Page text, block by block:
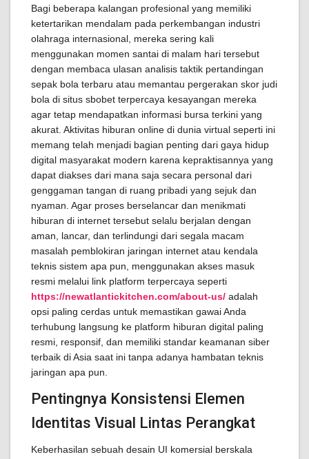
Bagi beberapa kalangan profesional yang memiliki
ketertarikan mendalam pada perkembangan industri
olahraga internasional, mereka sering kali
menggunakan momen santai di malam hari tersebut
dengan membaca ulasan analisis taktik pertandingan
sepak bola terbaru atau memantau pergerakan skor judi
bola di situs sbobet terpercaya kesayangan mereka
agar tetap mendapatkan informasi bursa terkini yang
akurat. Aktivitas hiburan online di dunia virtual seperti ini
memang telah menjadi bagian penting dari gaya hidup
digital masyarakat modern karena kepraktisannya yang
dapat diakses dari mana saja secara personal dari
genggaman tangan di ruang pribadi yang sejuk dan
nyaman. Agar proses berselancar dan menikmati
hiburan di internet tersebut selalu berjalan dengan
aman, lancar, dan terlindungi dari segala macam
masalah pemblokiran jaringan internet atau kendala
teknis sistem apa pun, menggunakan akses masuk
resmi melalui link platform terpercaya seperti
https://newatlantickitchen.com/about-us/ adalah
opsi paling cerdas untuk memastikan gawai Anda
terhubung langsung ke platform hiburan digital paling
resmi, responsif, dan memiliki standar keamanan siber
terbaik di Asia saat ini tanpa adanya hambatan teknis
jaringan apa pun.
Pentingnya Konsistensi Elemen
Identitas Visual Lintas Perangkat
Keberhasilan sebuah desain UI komersial berskala